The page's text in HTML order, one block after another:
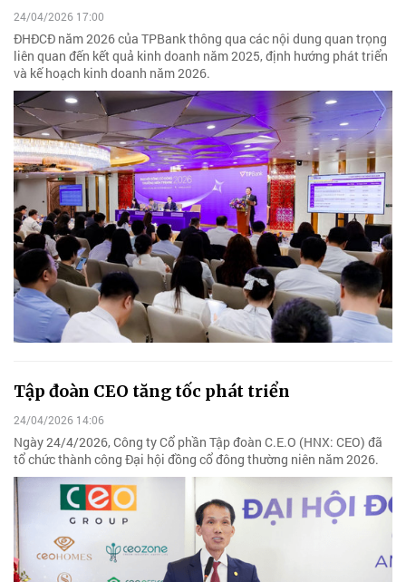
24/04/2026 17:00
ĐHĐCĐ năm 2026 của TPBank thông qua các nội dung quan trọng
liên quan đến kết quả kinh doanh năm 2025, định hướng phát triển
và kế hoạch kinh doanh năm 2026.
Tập đoàn CEO tăng tốc phát triển
24/04/2026 14:06
Ngày 24/4/2026, Công ty Cổ phần Tập đoàn C.E.O (HNX: CEO) đã
tổ chức thành công Đại hội đồng cổ đông thường niên năm 2026.